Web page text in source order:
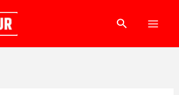
Search